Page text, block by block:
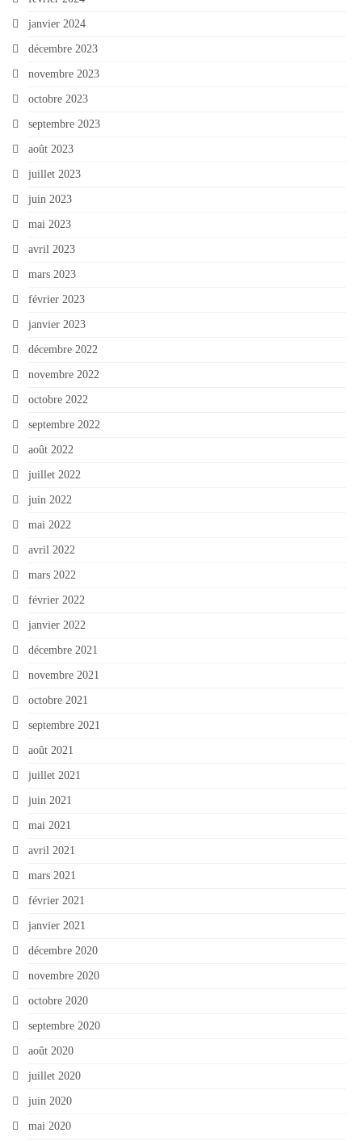
janvier 2024
décembre 2023
novembre 2023
octobre 2023
septembre 2023
août 2023
juillet 2023
juin 2023
mai 2023
avril 2023
mars 2023
février 2023
janvier 2023
décembre 2022
novembre 2022
octobre 2022
septembre 2022
août 2022
juillet 2022
juin 2022
mai 2022
avril 2022
mars 2022
février 2022
janvier 2022
décembre 2021
novembre 2021
octobre 2021
septembre 2021
août 2021
juillet 2021
juin 2021
mai 2021
avril 2021
mars 2021
février 2021
janvier 2021
décembre 2020
novembre 2020
octobre 2020
septembre 2020
août 2020
juillet 2020
juin 2020
mai 2020